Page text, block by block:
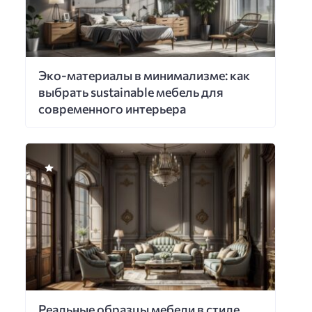
Эко-материалы в минимализме: как
выбрать sustainable мебель для
современного интерьера